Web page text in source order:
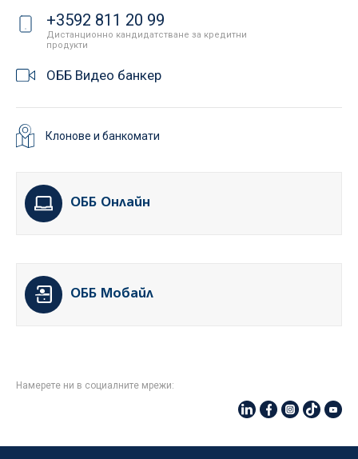
+3592 811 20 99
Дистанционно кандидатстване за кредитни
продукти
ОББ Видео банкер
Клонове и банкомати
ОББ Онлайн
ОББ Мобайл
Намерете ни в социалните мрежи: